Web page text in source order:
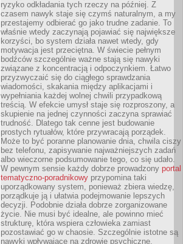
ryzyko odkładania tych rzeczy na później. Z
czasem nawyk staje się czymś naturalnym, a my
przestajemy odbierać go jako trudne zadanie. To
właśnie wtedy zaczynają pojawiać się największe
korzyści, bo system działa nawet wtedy, gdy
motywacja jest przeciętna. W świecie pełnym
bodźców szczególnie ważne stają się nawyki
związane z koncentracją i odpoczynkiem. Łatwo
przyzwyczaić się do ciągłego sprawdzania
wiadomości, skakania między aplikacjami i
wypełniania każdej wolnej chwili przypadkową
treścią. W efekcie umysł staje się rozproszony, a
skupienie na jednej czynności zaczyna sprawiać
trudność. Dlatego tak cenne jest budowanie
prostych rytuałów, które przywracają porządek.
Może to być poranne planowanie dnia, chwila ciszy
bez telefonu, zapisywanie najważniejszych zadań
albo wieczorne podsumowanie tego, co się udało.
W pewnym sensie każdy dobrze prowadzony portal
tematyczno-poradnikowy przypomina taki
uporządkowany system, ponieważ zbiera wiedzę,
porządkuje ją i ułatwia podejmowanie lepszych
decyzji. Podobnie działa dobrze zorganizowane
życie. Nie musi być idealne, ale powinno mieć
strukturę, która wspiera człowieka zamiast
pozostawiać go w chaosie. Szczególnie istotne są
nawyki wpływające na zdrowie psychiczne.